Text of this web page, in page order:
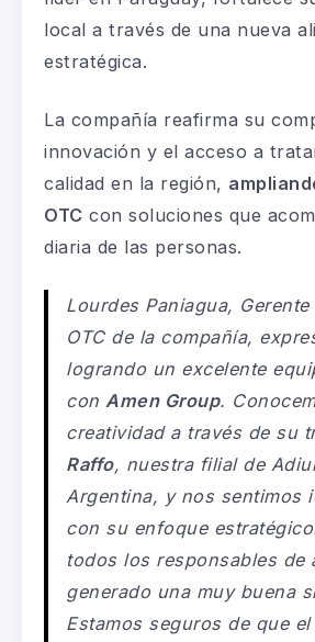
local a través de una nueva
estratégica.
La compañía reafirma su
innovación y el acceso a
calidad en la región,
OTC con soluciones que
diaria de las personas.
Lourdes Paniagua,
OTC de la compañía,
logrando un excelente
con Amen Group.
creatividad a través de su
Raffo, nuestra filial de
Argentina, y nos sentimos
con su enfoque
todos los responsables de
generado una muy buena
Estamos seguros de que